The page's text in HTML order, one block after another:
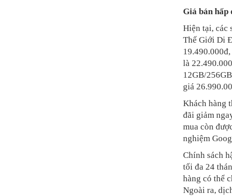
Giá bán hấp
Hiện tại, các
Thế Giới Di
là
12GB/
giá
Khách hàng
đãi giảm
mua còn
nghiệm
Chính sách
tối đa 24
hàng có thể
Ngoài ra,